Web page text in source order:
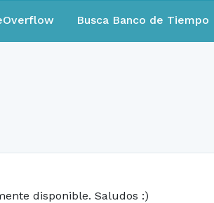
Busca Banco de Tiempo
disponible. Saludos :)